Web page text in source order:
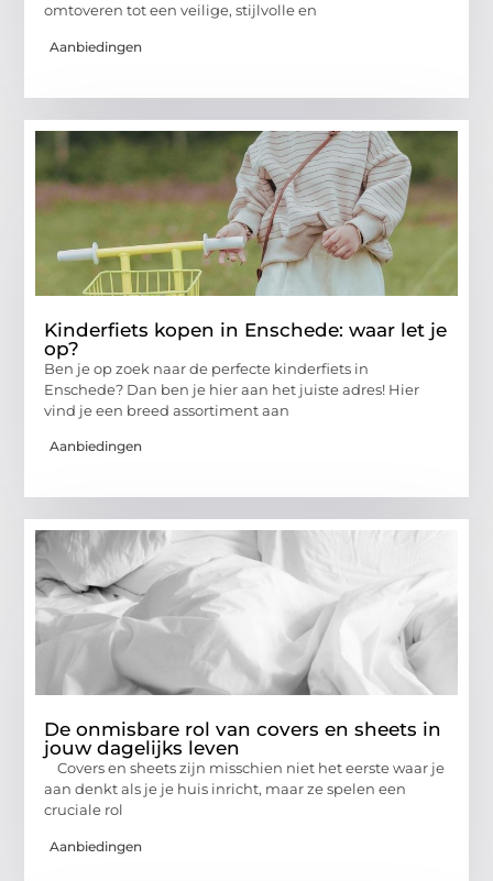
omtoveren tot een veilige, stijlvolle en
Aanbiedingen
Kinderfiets kopen in Enschede: waar let je
op?
Ben je op zoek naar de perfecte kinderfiets in
Enschede? Dan ben je hier aan het juiste adres! Hier
vind je een breed assortiment aan
Aanbiedingen
De onmisbare rol van covers en sheets in
jouw dagelijks leven
Covers en sheets zijn misschien niet het eerste waar je
aan denkt als je je huis inricht, maar ze spelen een
cruciale rol
Aanbiedingen